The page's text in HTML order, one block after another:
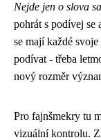
Nejde jen o slova
pohrát s podívej se
se mají každé
podívat - třeba
nový rozměr
Pro fajnšmekry tu
vizuální kontrolu.